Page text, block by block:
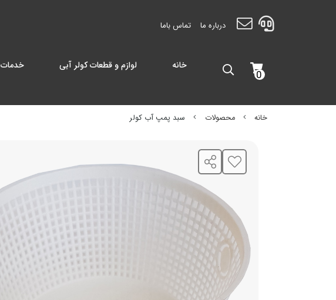
درباره ما تماس باما
0
خانه لوازم و قطعات کولر آبی خدمات
خانه محصولات سبد پمپ آب کولر